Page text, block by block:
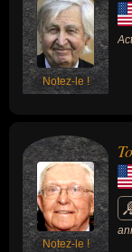
Notez-le !
Notez-le !